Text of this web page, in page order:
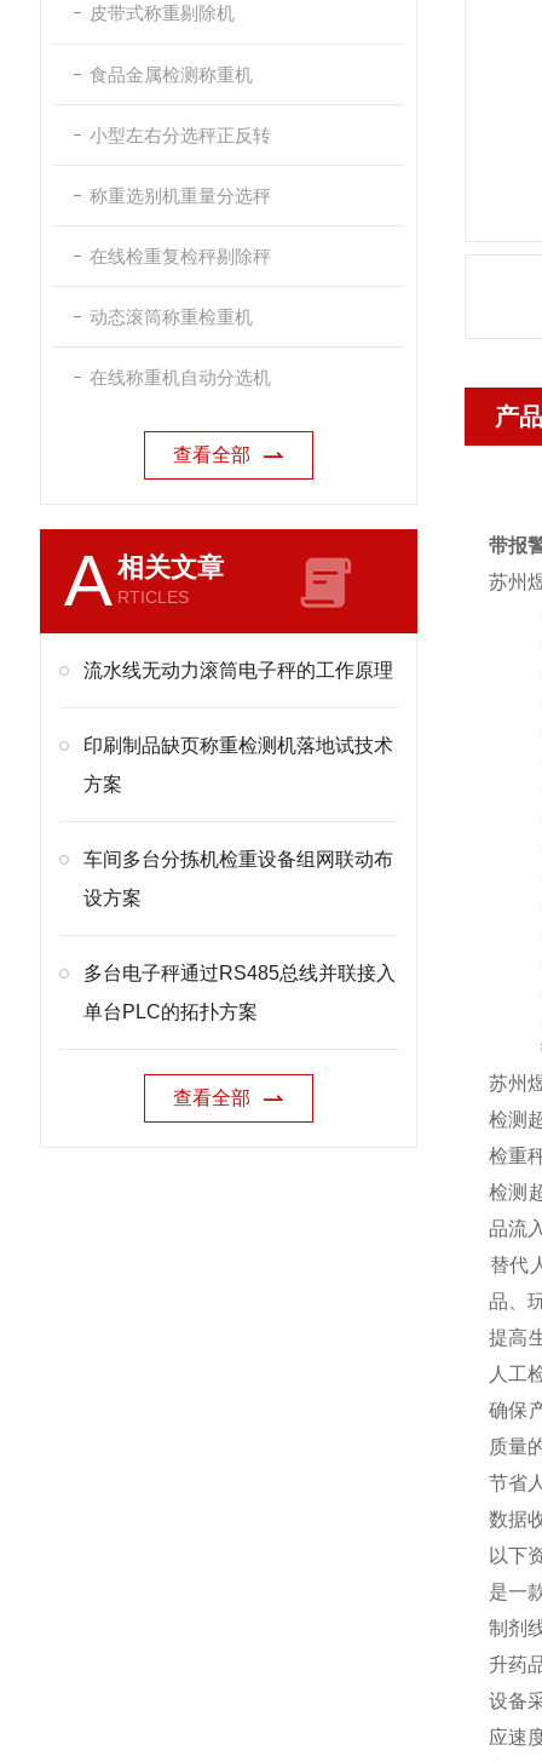
皮带式称重剔除机
食品金属检测称重机
小型左右分选秤正反转
称重选别机重量分选秤
在线检重复检秤剔除秤
动态滚筒称重检重机
在线称重机自动分选机
查看全部
A相关文章
RTICLES
流水线无动力滚筒电子秤的工作原理
印刷制品缺页称重检测机落地试技术
方案
车间多台分拣机检重设备组网联动布
设方案
多台电子秤通过RS485总线并联接入
单台PLC的拓扑方案
查看全部
产
带报
苏州
苏州
检测
检重
检测
品流
替代
品、
提高
人工
确保
质量
节省
数据
以下
是一
制剂
升药
设备
应速